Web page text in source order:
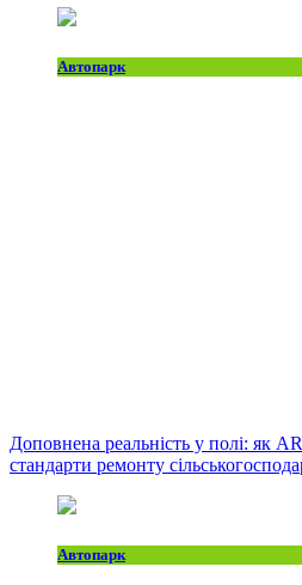
Автопарк
Доповнена реальність у полі: як
стандарти ремонту
Автопарк